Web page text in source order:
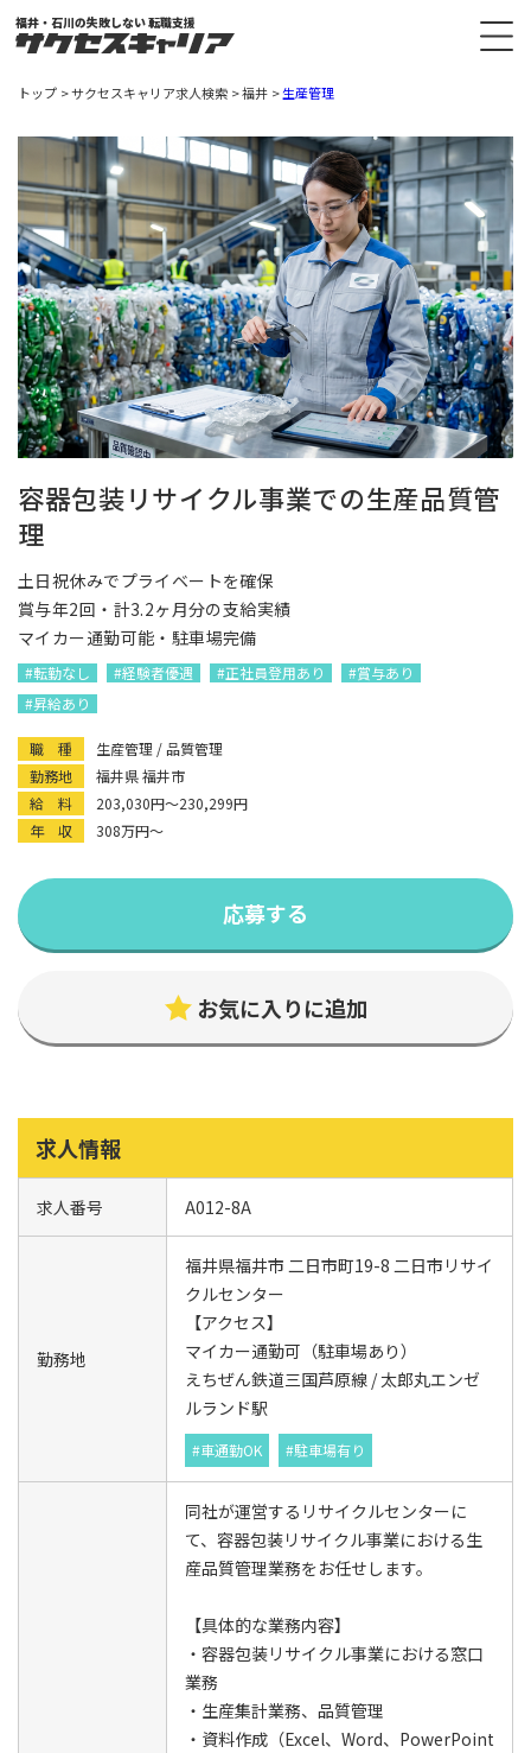
福井・石川の失敗しない 転職支援
トップ サクセスキャリア求人検索 福井 生産管理
容器包装リサイクル事業での生産品質管
理
土日祝休みでプライベートを確保
賞与年2回・計3.2ヶ月分の支給実績
マイカー通勤可能・駐車場完備
#転勤なし #経験者優遇 #正社員登用あり
#賞与あり
#昇給あり
職 種
生産管理 / 品質管理
勤務地
福井県 福井市
給 料
203,030円〜230,299円
年 収
308万円〜
応募する
お気に入りに追加
求人情報
求人番号 A012-8A
勤務地
福井県福井市 二日市町19-8 二日市リサイ
クルセンター
【アクセス】
マイカー通勤可（駐車場あり）
えちぜん鉄道三国芦原線 / 太郎丸エンゼ
ルランド駅
#車通勤OK #駐車場有り
同社が運営するリサイクルセンターに
て、容器包装リサイクル事業における生
産品質管理業務をお任せします。
【具体的な業務内容】
・容器包装リサイクル事業における窓口
業務
・生産集計業務、品質管理
・資料作成（Excel、Word、PowerPoint